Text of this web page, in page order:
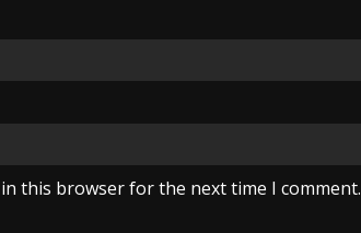
this browser for the next time I comment.